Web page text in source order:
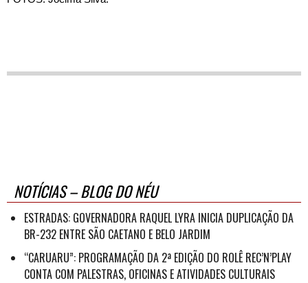
NOTÍCIAS – BLOG DO NÉU
ESTRADAS: GOVERNADORA RAQUEL LYRA INICIA DUPLICAÇÃO DA
BR-232 ENTRE SÃO CAETANO E BELO JARDIM
“CARUARU”: PROGRAMAÇÃO DA 2ª EDIÇÃO DO ROLÊ REC’N’PLAY
CONTA COM PALESTRAS, OFICINAS E ATIVIDADES CULTURAIS